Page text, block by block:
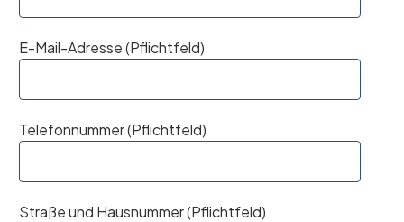
E-Mail-Adresse (Pflichtfeld)
Telefonnummer (Pflichtfeld)
Straße und Hausnummer (Pflichtfeld)